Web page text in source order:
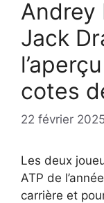
Andrey
Jack
cotes
22 février 2025
Les deux
ATP de
carrière et